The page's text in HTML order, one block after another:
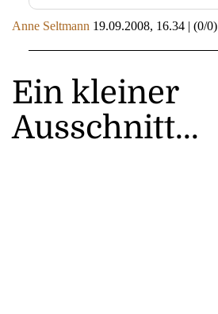
Anne Seltmann 19.09.2008, 16.34 | (0/0)
Ein kleiner
Ausschnitt...